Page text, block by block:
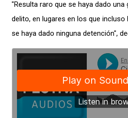
"Resulta raro que se haya dado una
delito, en lugares en los que incluso
se haya dado ninguna detención",